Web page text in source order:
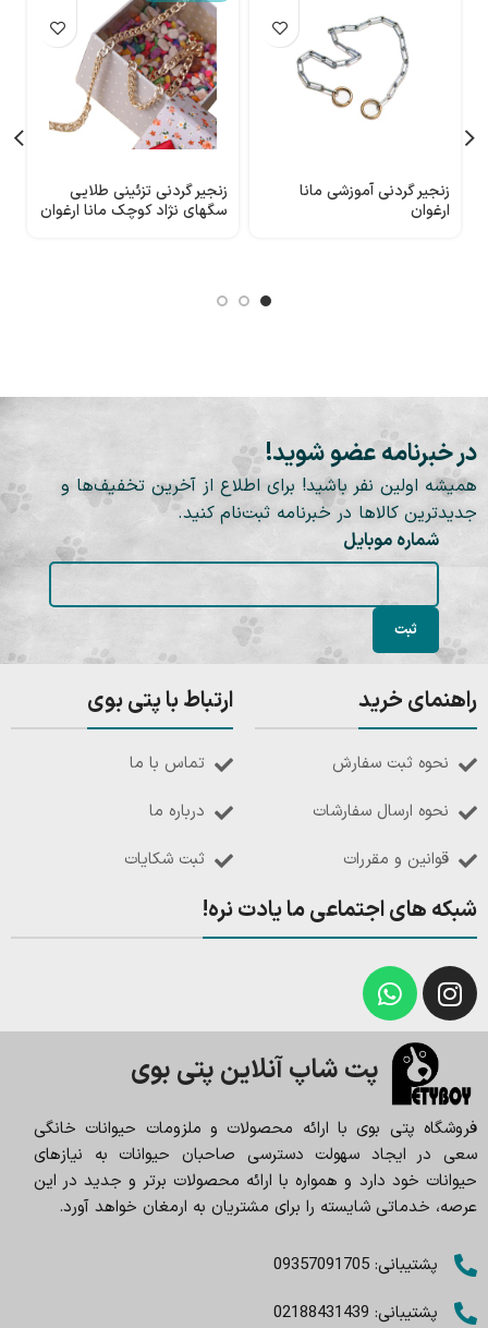
زنجیر گردنی آموزشی مانا
ارغوان
زنجیر گردنی تزئینی طلایی
سگهای نژاد کوچک مانا ارغوان
در خبرنامه عضو شوید!
همیشه اولین نفر باشید! برای اطلاع از آخرین تخفیف‌ها و
جدیدترین کالاها در خبرنامه ثبت‌نام کنید.
شماره موبایل
راهنمای خرید
نحوه ثبت سفارش
نحوه ارسال سفارشات
قوانین و مقررات
ارتباط با پتی بوی
تماس با ما
درباره ما
ثبت شکایات
شبکه های اجتماعی ما یادت نره!
پت شاپ آنلاین پتی بوی
فروشگاه پتی بوی با ارائه محصولات و ملزومات حیوانات خانگی
سعی در ایجاد سهولت دسترسی صاحبان حیوانات به نیازهای
حیوانات خود دارد و همواره با ارائه محصولات برتر و جدید در این
عرصه، خدماتی شایسته را برای مشتریان به ارمغان خواهد آورد.
پشتیبانی: 09357091705
پشتیبانی: 02188431439